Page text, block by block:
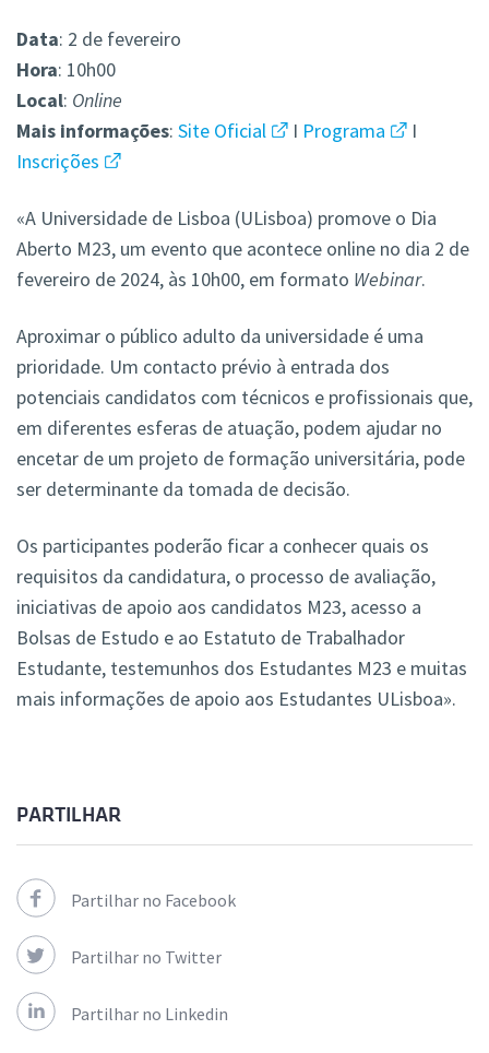
Data: 2 de fevereiro
Hora: 10h00
Local: Online
Mais informações: Site Oficial I Programa
I
Inscrições
«A Universidade de Lisboa (ULisboa) promove o Dia
Aberto M23, um evento que acontece online no dia 2 de
fevereiro de 2024, às 10h00, em formato Webinar.
Aproximar o público adulto da universidade é uma
prioridade. Um contacto prévio à entrada dos
potenciais candidatos com técnicos e profissionais que,
em diferentes esferas de atuação, podem ajudar no
encetar de um projeto de formação universitária, pode
ser determinante da tomada de decisão.
Os participantes poderão ficar a conhecer quais os
requisitos da candidatura, o processo de avaliação,
iniciativas de apoio aos candidatos M23, acesso a
Bolsas de Estudo e ao Estatuto de Trabalhador
Estudante, testemunhos dos Estudantes M23 e muitas
mais informações de apoio aos Estudantes ULisboa».
PARTILHAR
Partilhar no Facebook
Partilhar no Twitter
Partilhar no Linkedin